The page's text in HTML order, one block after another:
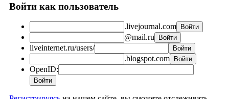
Войти как пользователь
.livejournal.com
@mail.ru
liveinternet.ru/users/
.blogspot.com
OpenID: